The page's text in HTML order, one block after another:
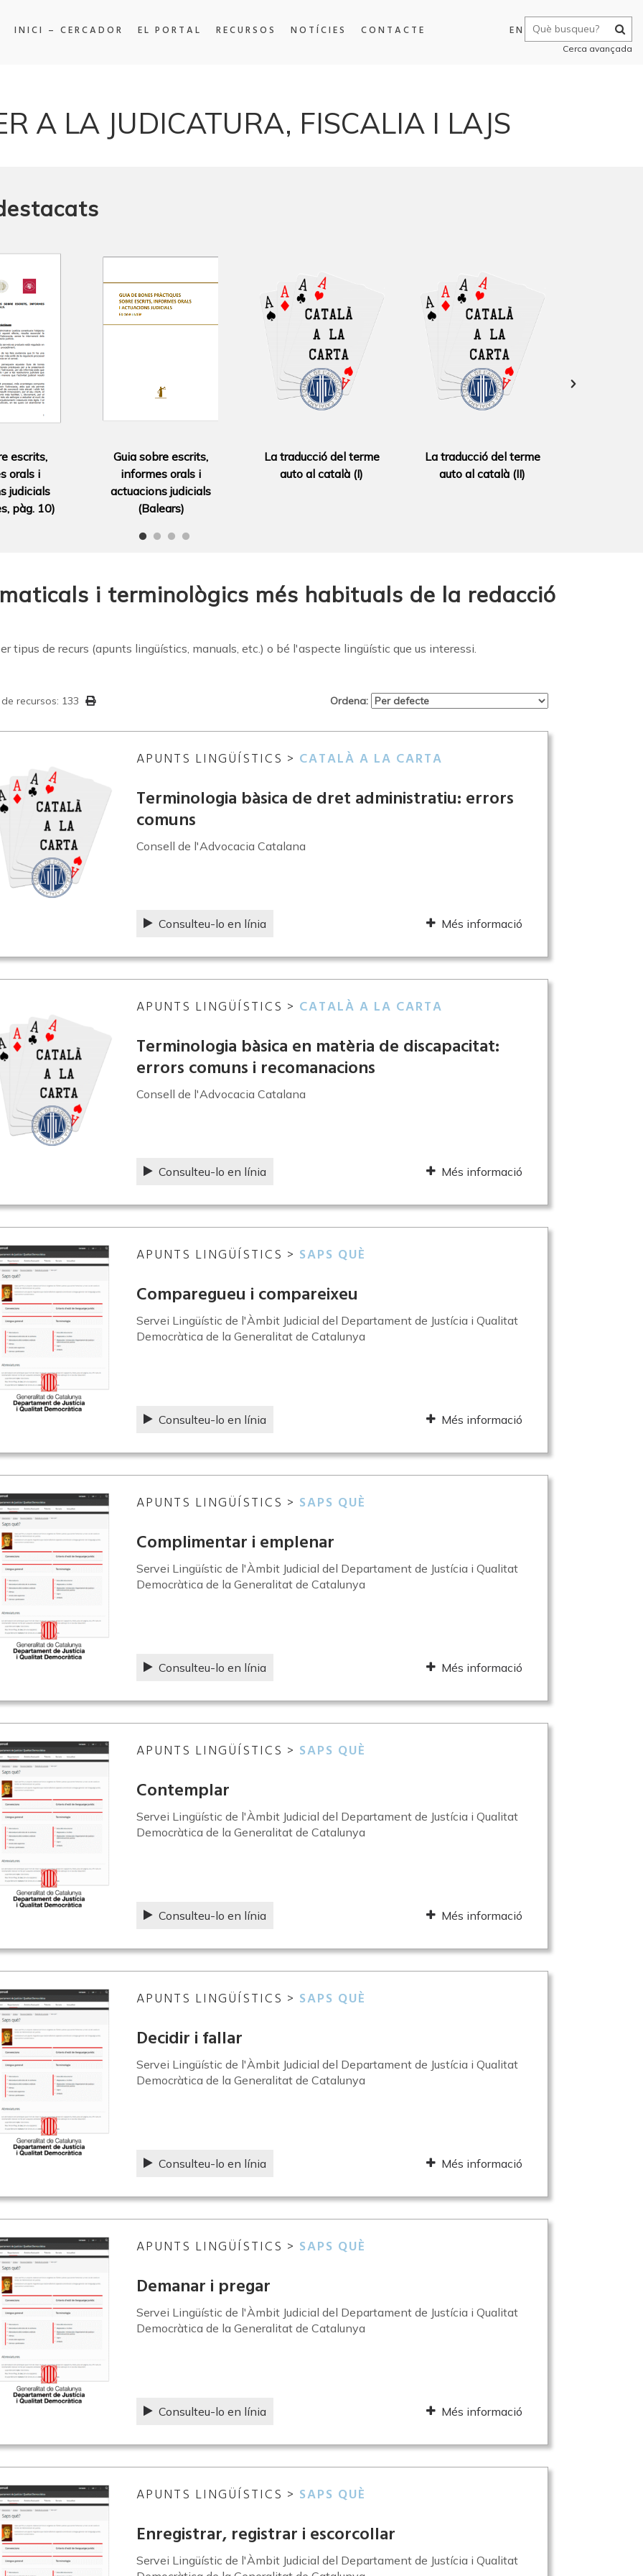
INICI – CERCADOR EL PORTAL RECURSOS NOTÍCIES CONTACTE EN
Cerca avançada
A LA JUDICATURA, FISCALIA I LAJS
escrits,
orals i
judicials
pàg. 10)
Guia sobre escrits,
informes orals i
actuacions judicials
(Balears)
La traducció del terme
auto al català (I)
La traducció del terme
auto al català (II)
i terminològics més habituals de la redacció
tipus de recurs (apunts lingüístics, manuals, etc.) o bé l'aspecte lingüístic que us interessi.
recursos: 133 Ordena:
APUNTS LINGÜÍSTICS > CATALÀ A LA CARTA
Terminologia bàsica de dret administratiu: errors
comuns
Consell de l'Advocacia Catalana
Consulteu-lo en línia Més informació
APUNTS LINGÜÍSTICS > CATALÀ A LA CARTA
Terminologia bàsica en matèria de discapacitat:
errors comuns i recomanacions
Consell de l'Advocacia Catalana
Consulteu-lo en línia Més informació
APUNTS LINGÜÍSTICS > SAPS QUÈ
Comparegueu i compareixeu
Servei Lingüístic de l'Àmbit Judicial del Departament de Justícia i Qualitat
Democràtica de la Generalitat de Catalunya
Consulteu-lo en línia Més informació
APUNTS LINGÜÍSTICS > SAPS QUÈ
Complimentar i emplenar
Servei Lingüístic de l'Àmbit Judicial del Departament de Justícia i Qualitat
Democràtica de la Generalitat de Catalunya
Consulteu-lo en línia Més informació
APUNTS LINGÜÍSTICS > SAPS QUÈ
Contemplar
Servei Lingüístic de l'Àmbit Judicial del Departament de Justícia i Qualitat
Democràtica de la Generalitat de Catalunya
Consulteu-lo en línia Més informació
APUNTS LINGÜÍSTICS > SAPS QUÈ
Decidir i fallar
Servei Lingüístic de l'Àmbit Judicial del Departament de Justícia i Qualitat
Democràtica de la Generalitat de Catalunya
Consulteu-lo en línia Més informació
APUNTS LINGÜÍSTICS > SAPS QUÈ
Demanar i pregar
Servei Lingüístic de l'Àmbit Judicial del Departament de Justícia i Qualitat
Democràtica de la Generalitat de Catalunya
Consulteu-lo en línia Més informació
APUNTS LINGÜÍSTICS > SAPS QUÈ
Enregistrar, registrar i escorcollar
Servei Lingüístic de l'Àmbit Judicial del Departament de Justícia i Qualitat